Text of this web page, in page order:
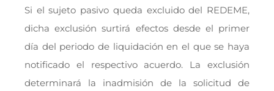
Si el sujeto pasivo queda excluido del REDEME,
dicha exclusión surtirá efectos desde el primer
día del periodo de liquidación en el que se haya
notificado el respectivo acuerdo. La exclusión
determinará la inadmisión de la solicitud de